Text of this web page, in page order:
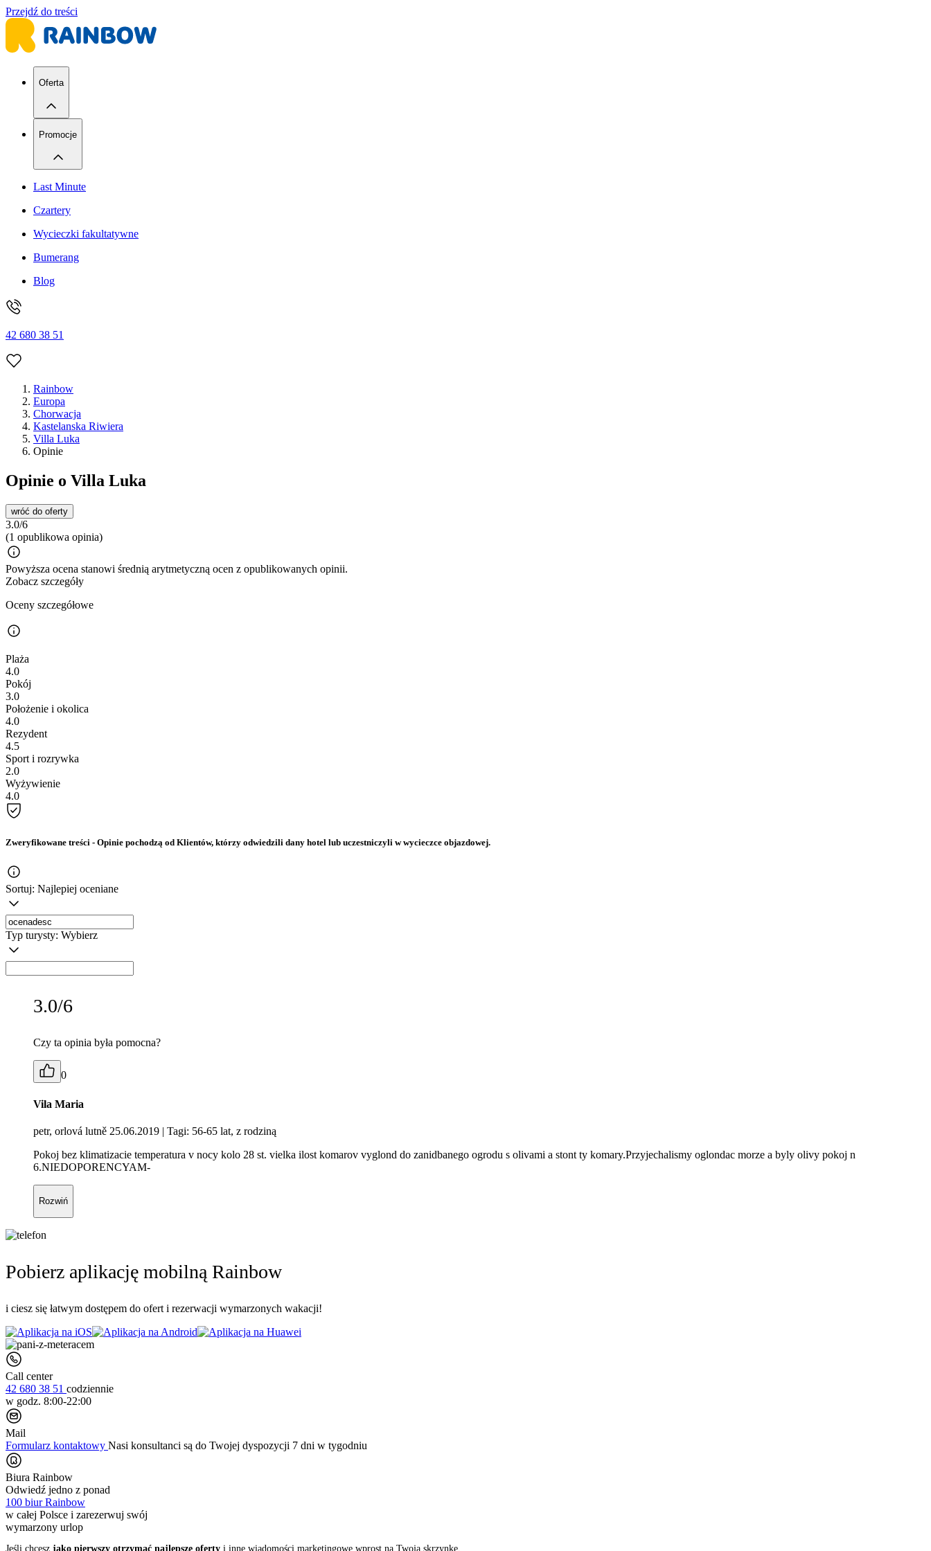
Przejdź do treści
Oferta
Promocje
Last Minute
Czartery
Wycieczki fakultatywne
Bumerang
Blog
42 680 38 51
Rainbow
Europa
Chorwacja
Kastelanska Riwiera
Villa Luka
Opinie
Opinie o Villa Luka
wróć do oferty
3.0/6
(1 opublikowa opinia)
Powyższa ocena stanowi średnią arytmetyczną ocen z opublikowanych opinii.
Zobacz szczegóły
Oceny szczegółowe
Plaża
4.0
Pokój
3.0
Położenie i okolica
4.0
Rezydent
4.5
Sport i rozrywka
2.0
Wyżywienie
4.0
Zweryfikowane treści - Opinie pochodzą od Klientów, którzy odwiedzili dany hotel lub uczestniczyli w wycieczce objazdowej.
Sortuj: Najlepiej oceniane
Typ turysty: Wybierz
3.0/6
Czy ta opinia była pomocna?
0
Vila Maria
petr, orlová lutně 25.06.2019 | Tagi: 56-65 lat, z rodziną
Pokoj bez klimatizacie temperatura v nocy kolo 28 st. vielka ilost komarov vyglond do zanidbanego ogrodu s olivami a stont ty komary.Przyjechalismy oglondac morze a byly olivy pokoj n
6.NIEDOPORENCYAM-
Rozwiń
Pobierz aplikację mobilną Rainbow
i ciesz się łatwym dostępem do ofert i rezerwacji wymarzonych wakacji!
Call center
42 680 38 51 codziennie
w godz. 8:00-22:00
Mail
Formularz kontaktowy Nasi konsultanci są do Twojej dyspozycji 7 dni w tygodniu
Biura Rainbow
Odwiedź jedno z ponad
100 biur Rainbow
w całej Polsce i zarezerwuj swój
wymarzony urlop
Jeśli chcesz jako pierwszy otrzymać najlepsze oferty i inne wiadomości marketingowe wprost na Twoją skrzynkę,